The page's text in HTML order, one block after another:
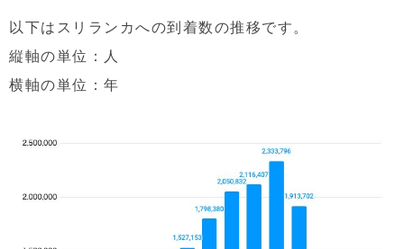
以下はスリランカへの到着数の推移です。
縦軸の単位：人
横軸の単位：年